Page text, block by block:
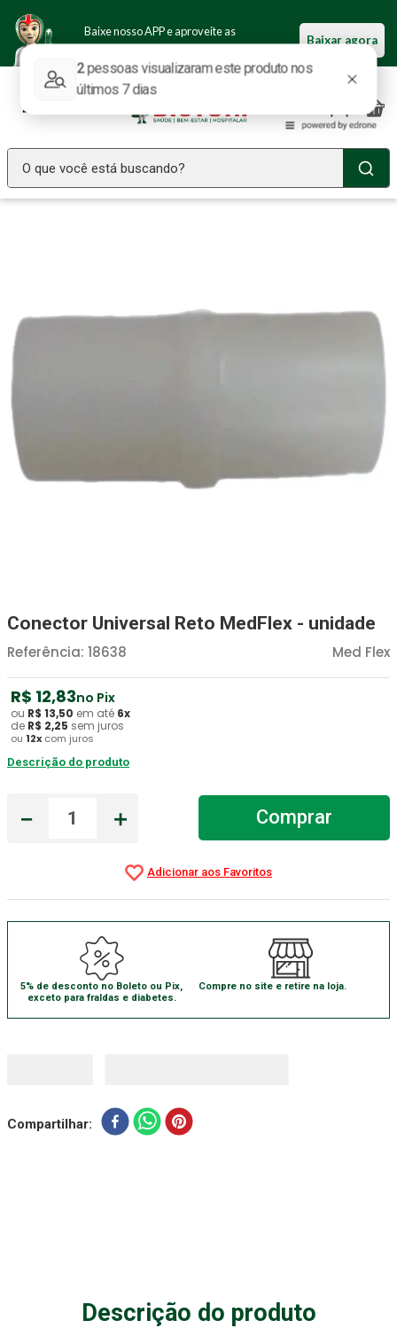
Baixe nosso APP e aproveite as
ofertas.
Baixar agora
O que você está buscando?
Conector Universal Reto MedFlex - unidade
Med Flex
Referência: 18638
R$ 12,83no Pix
ou R$ 13,50 em até 6x
de R$ 2,25 sem juros
ou 12x com juros
Descrição do produto
＋
－ Comprar
5% de desconto no Boleto ou Pix,
exceto para fraldas e diabetes.
Compre no site e retire na loja.
Compartilhar
Descrição do produto
9º Gaze